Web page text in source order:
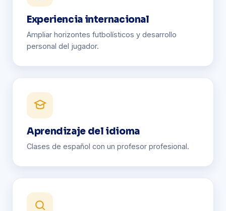
Experiencia internacional
Ampliar horizontes futbolísticos y desarrollo
personal del jugador.
Aprendizaje del idioma
Clases de español con un profesor profesional.